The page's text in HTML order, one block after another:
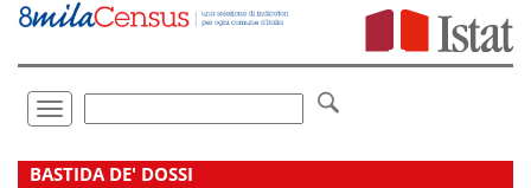
Vai
direttamente
Toggle
navigation
.
BASTIDA DE' DOSSI